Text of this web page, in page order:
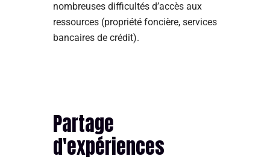
nombreuses difficultés d’accès aux
ressources (propriété foncière, services
bancaires de crédit).
Partage
d'expériences